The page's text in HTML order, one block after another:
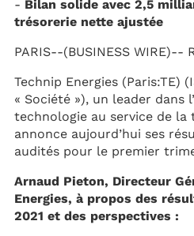
- Bilan solide avec 2,5
trésorerie nette ajustée
PARIS--(BUSINESS WIRE)--
Technip Energies (Paris:TE)
« Société »), un leader dans
technologie au service de
annonce aujourd’hui ses
audités pour le premier
Arnaud Pieton, Directeur
Energies, à propos des
2021 et des perspectives :